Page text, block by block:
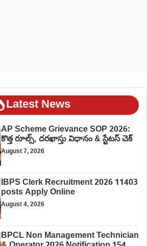
Latest News
AP Scheme Grievance SOP 2026:
కొత్త రూల్స్, దరఖాస్తు విధానం & స్టేటస్ చెక్
August 7, 2026
IBPS Clerk Recruitment 2026 11403
posts Apply Online
August 4, 2026
BPCL Non Management Technician